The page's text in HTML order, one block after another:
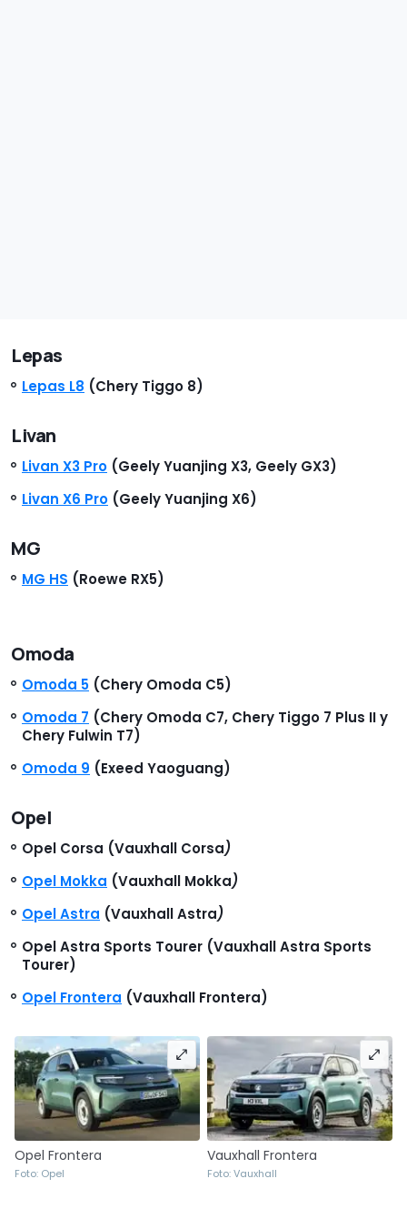
Lepas
Lepas L8 (Chery Tiggo 8)
Livan
Livan X3 Pro (Geely Yuanjing X3, Geely GX3)
Livan X6 Pro (Geely Yuanjing X6)
MG
MG HS (Roewe RX5)
Omoda
Omoda 5 (Chery Omoda C5)
Omoda 7 (Chery Omoda C7, Chery Tiggo 7 Plus II y
Chery Fulwin T7)
Omoda 9 (Exeed Yaoguang)
Opel
Opel Corsa (Vauxhall Corsa)
Opel Mokka (Vauxhall Mokka)
Opel Astra (Vauxhall Astra)
Opel Astra Sports Tourer (Vauxhall Astra Sports
Tourer)
Opel Frontera (Vauxhall Frontera)
Opel Frontera
Foto: Opel
Vauxhall Frontera
Foto: Vauxhall